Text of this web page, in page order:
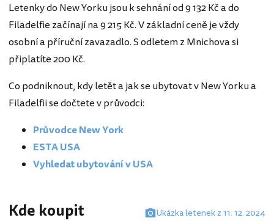
Letenky do New Yorku jsou k sehnání od 9 132 Kč a do
Filadelfie začínají na 9 215 Kč. V základní ceně je vždy
osobní a příruční zavazadlo. S odletem z Mnichova si
připlatíte 200 Kč.
Co podniknout, kdy letět a jak se ubytovat v New Yorku a
Filadelfii se dočtete v průvodci:
Průvodce New York
ESTA USA
Vyhledat ubytování v USA
Kde koupit Ukázka letenek z 11. 12. 2024